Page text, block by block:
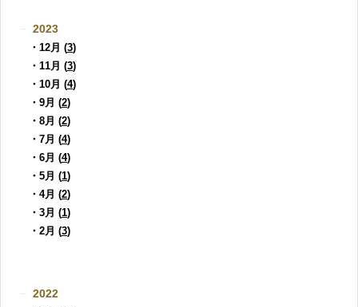
2023
・12月 (3)
・11月 (3)
・10月 (4)
・9月 (2)
・8月 (2)
・7月 (4)
・6月 (4)
・5月 (1)
・4月 (2)
・3月 (1)
・2月 (3)
2022